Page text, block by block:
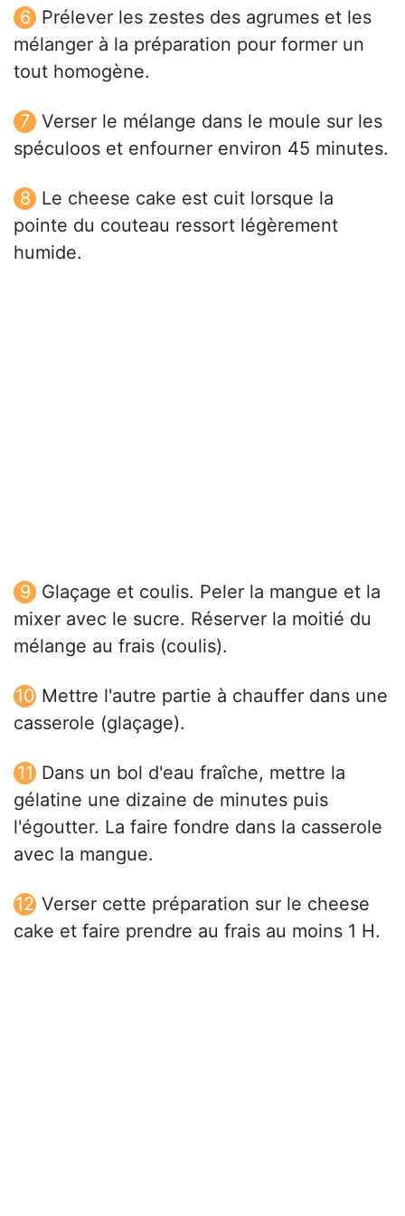
Prélever les zestes des agrumes et les
mélanger à la préparation pour former un
tout homogène.
Verser le mélange dans le moule sur les
spéculoos et enfourner environ 45 minutes.
Le cheese cake est cuit lorsque la
pointe du couteau ressort légèrement
humide.
Glaçage et coulis. Peler la mangue et la
mixer avec le sucre. Réserver la moitié du
mélange au frais (coulis).
Mettre l'autre partie à chauffer dans une
casserole (glaçage).
Dans un bol d'eau fraîche, mettre la
gélatine une dizaine de minutes puis
l'égoutter. La faire fondre dans la casserole
avec la mangue.
Verser cette préparation sur le cheese
cake et faire prendre au frais au moins 1 H.